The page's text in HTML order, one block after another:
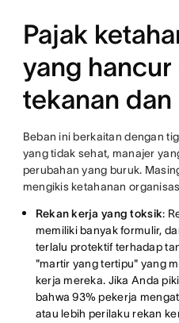
Pajak
yang
tekanan
Beban ini berkaitan dengan
yang tidak sehat, manajer
perubahan yang buruk.
mengikis ketahanan
Rekan kerja yang toksik:
memiliki banyak formulir,
terlalu protektif terhadap
"martir yang tertipu" yang
kerja mereka. Jika Anda
bahwa 93% pekerja
atau lebih perilaku rekan